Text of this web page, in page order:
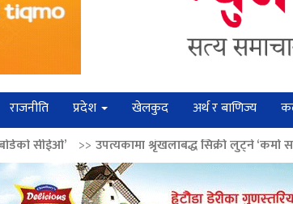
राजनीति प्रदेश खेलकुद अर्थ र बाणिज्य
उपत्यकामा श्रृंखलाबद्ध सिक्री लुट्ने ‘कर्मा समूह’का नाइकेसहित